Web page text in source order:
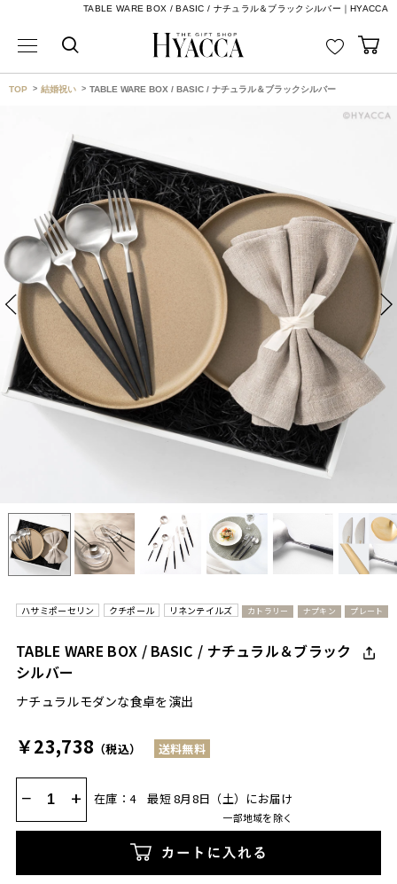
TABLE WARE BOX / BASIC / ナチュラル＆ブラックシルバー｜HYACCA
TOP 結婚祝い TABLE WARE BOX / BASIC / ナチュラル＆ブラックシルバー
ハサミポーセリン クチポール リネンテイルズ カトラリー ナプキン プレート
TABLE WARE BOX / BASIC / ナチュラル＆ブラック
シルバー
ナチュラルモダンな食卓を演出
￥23,738 （税込） 送料無料
− + 在庫：4 最短 8月8日（土）にお届け
一部地域を除く
カートに入れる